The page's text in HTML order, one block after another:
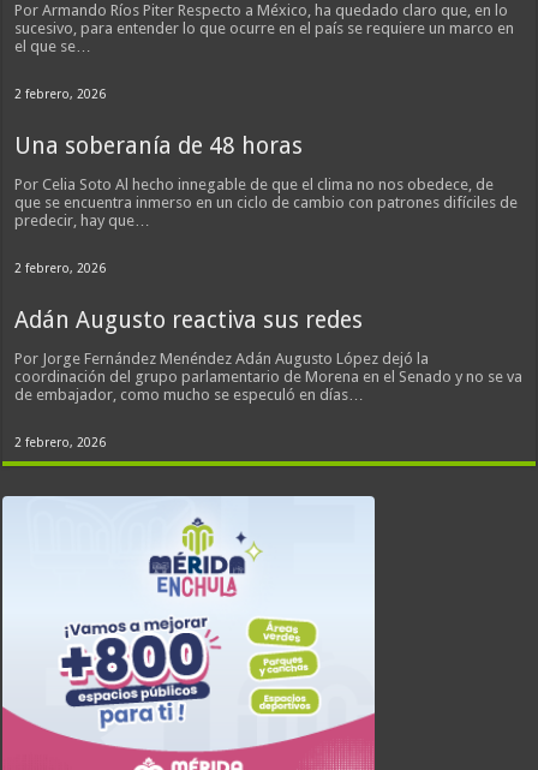
Por Armando Ríos Piter Respecto a México, ha quedado claro que, en lo
sucesivo, para entender lo que ocurre en el país se requiere un marco en
el que se…
2 febrero, 2026
Una soberanía de 48 horas
Por Celia Soto Al hecho innegable de que el clima no nos obedece, de
que se encuentra inmerso en un ciclo de cambio con patrones difíciles de
predecir, hay que…
2 febrero, 2026
Adán Augusto reactiva sus redes
Por Jorge Fernández Menéndez Adán Augusto López dejó la
coordinación del grupo parlamentario de Morena en el Senado y no se va
de embajador, como mucho se especuló en días…
2 febrero, 2026